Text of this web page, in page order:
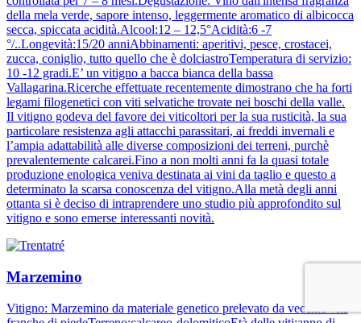
della mela verde, sapore intenso, leggermente aromatico di albicocca
secca, spiccata acidità.Alcool:12 – 12,5°Acidità:6 -7
°/..Longevità:15/20 anniAbbinamenti: aperitivi, pesce, crostacei,
zucca, coniglio, tutto quello che è dolciastroTemperatura di servizio:
10 -12 gradi.E’ un vitigno a bacca bianca della bassa
Vallagarina.Ricerche effettuate recentemente dimostrano che ha forti
legami filogenetici con viti selvatiche trovate nei boschi della valle.
Il vitigno godeva del favore dei viticoltori per la sua rusticità, la sua
particolare resistenza agli attacchi parassitari, ai freddi invernali e
l’ampia adattabilità alle diverse composizioni dei terreni, purchè
prevalentemente calcarei.Fino a non molti anni fa la quasi totale
produzione enologica veniva destinata ai vini da taglio e questo a
determinato la scarsa conoscenza del vitigno.Alla metà degli anni
ottanta si è deciso di intraprendere uno studio più approfondito sul
vitigno e sono emerse interessanti novità.
Marzemino
Vitigno: Marzemino da materiale genetico prelevato da vecchie vite